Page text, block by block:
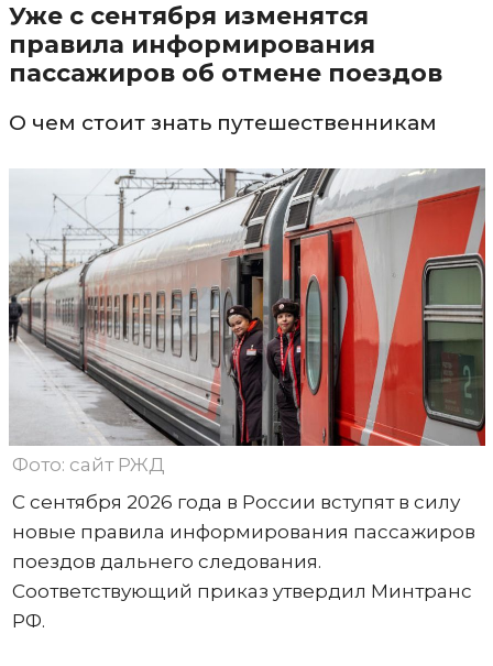
Уже с сентября изменятся
правила информирования
пассажиров об отмене поездов
О чем стоит знать путешественникам
Фото: сайт РЖД
С сентября 2026 года в России вступят в силу
новые правила информирования пассажиров
поездов дальнего следования.
Соответствующий приказ утвердил Минтранс
РФ.